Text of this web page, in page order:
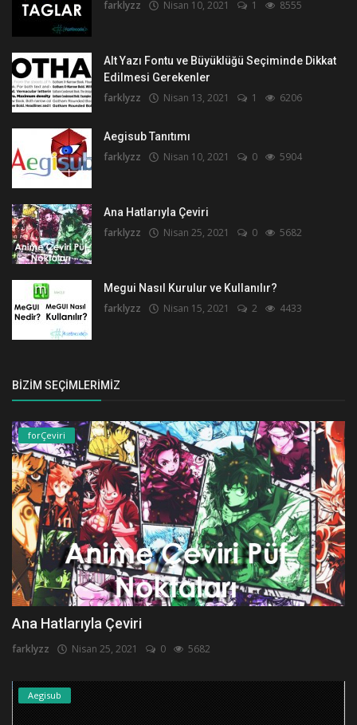
farklyzz Nisan 10, 2021 1 8555
Alt Yazı Fontu ve Büyüklüğü Seçiminde Dikkat
Edilmesi Gerekenler
farklyzz Nisan 13, 2021 1 6206
Aegisub Tanıtımı
farklyzz Nisan 10, 2021 0 5904
Ana Hatlarıyla Çeviri
farklyzz Nisan 25, 2021 0 5682
Megui Nasıl Kurulur ve Kullanılır?
farklyzz Nisan 15, 2021 2 4433
BIZIM SEÇIMLERIMIZ
forÇeviri
Ana Hatlarıyla Çeviri
farklyzz Nisan 25, 2021 0 5682
Aegisub